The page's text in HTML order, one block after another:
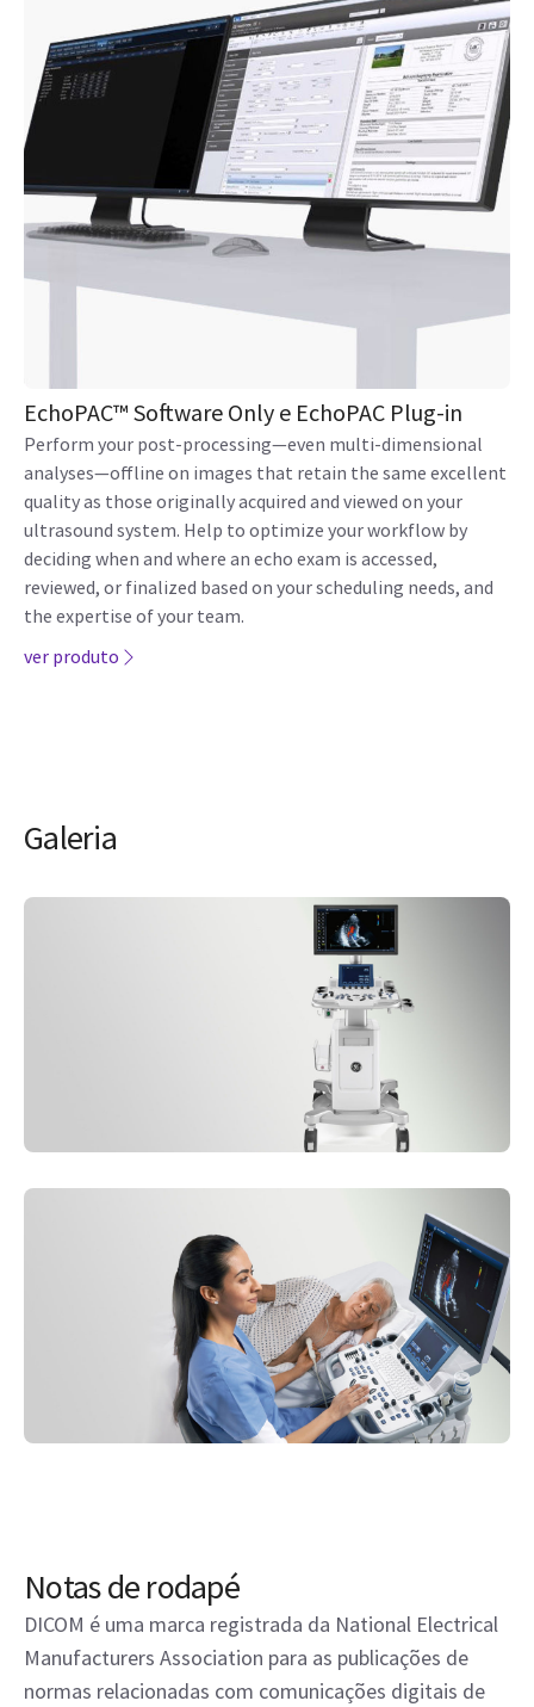
EchoPAC™ Software Only e EchoPAC Plug-in
Perform your post-processing—even multi-dimensional
analyses—offline on images that retain the same excellent
quality as those originally acquired and viewed on your
ultrasound system. Help to optimize your workflow by
deciding when and where an echo exam is accessed,
reviewed, or finalized based on your scheduling needs, and
the expertise of your team.
ver produto
Galeria
Notas de rodapé
DICOM é uma marca registrada da National Electrical
Manufacturers Association para as publicações de
normas relacionadas com comunicações digitais de